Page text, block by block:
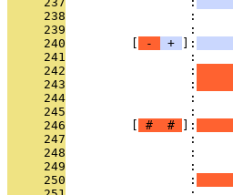
     238
:
     239
:
     240
- + ]:
     241
:
     242
                 :
     243
                 :
     244
:
     245
:
     246
# # ]:
     247
:
     248
:
     249
:
     250
                 :